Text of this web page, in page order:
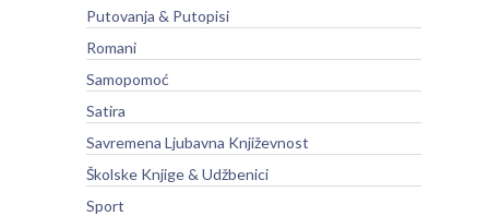
Putovanja & Putopisi
Romani
Samopomoć
Satira
Savremena Ljubavna Književnost
Školske Knjige & Udžbenici
Sport